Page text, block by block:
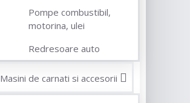
Pompe combustibil,
motorina, ulei
Redresoare auto
Masini de carnati si accesorii